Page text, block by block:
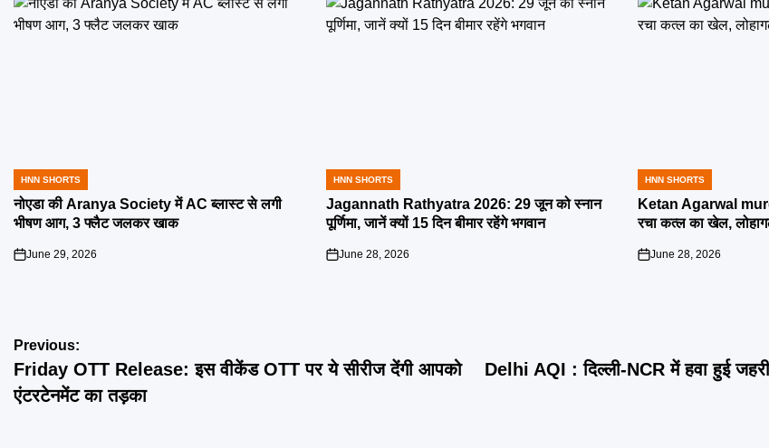
POSTED
IN
HNN SHORTS
नोएडा की Aranya Society में AC ब्लास्ट से लगी
भीषण आग, 3 फ्लैट जलकर खाक
on
June 29, 2026
POSTED
IN
HNN SHORTS
Jagannath Rathyatra 2026: 29 जून को स्नान
पूर्णिमा, जानें क्यों 15 दिन बीमार रहेंगे भगवान
on
June 28, 2026
POSTED
IN
HNN SHORTS
Ketan Agarwal
रचा कत्ल का खेल,
on
June 28, 2026
Post
navigation
Previous:
Friday OTT Release: इस वीकेंड OTT पर ये सीरीज देंगी आपको
एंटरटेनमेंट का तड़का
Delhi AQI : दिल्ली-NCR में हवा हुई